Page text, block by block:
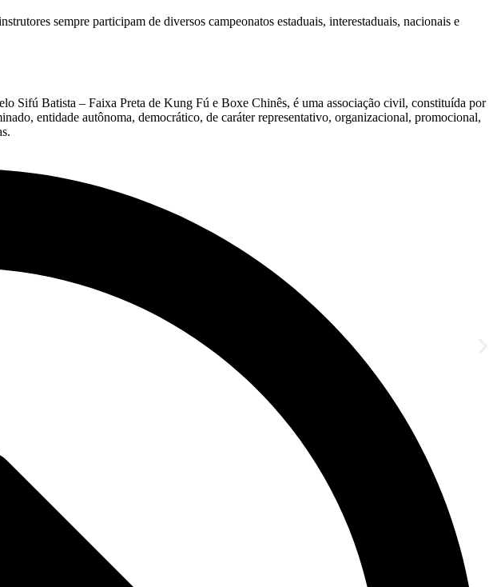
sempre participam de diversos campeonatos estaduais, interestaduais, nacionais e
Sifú Batista – Faixa Preta de Kung Fú e Boxe Chinês, é uma associação civil, constituída por
entidade autônoma, democrático, de caráter representativo, organizacional, promocional,